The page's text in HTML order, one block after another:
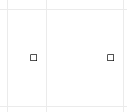
◻️ ◻️